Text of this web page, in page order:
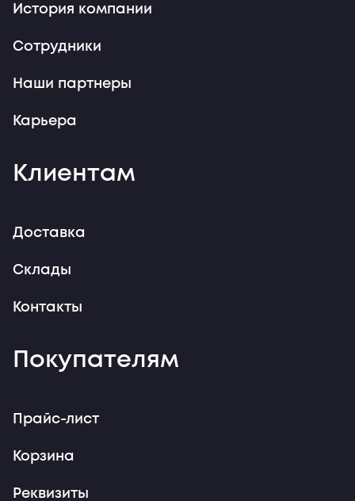
История компании
Сотрудники
Наши партнеры
Карьера
Клиентам
Доставка
Склады
Контакты
Покупателям
Прайс-лист
Корзина
Реквизиты